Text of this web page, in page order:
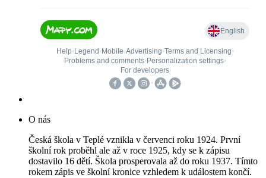
O nás
Česká škola v Teplé vznikla v červenci roku 1924. První
školní rok proběhl ale až v roce 1925, kdy se k zápisu
dostavilo 16 dětí. Škola prosperovala až do roku 1937. Tímto
rokem zápis ve školní kronice vzhledem k událostem končí.